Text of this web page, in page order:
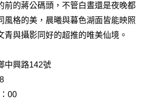
前的蔣公碼頭，不管白晝還是夜晚都
風格的美，晨曦與暮色湖面皆能映照
青與攝影同好的超推的唯美仙境。
中興路142號
00